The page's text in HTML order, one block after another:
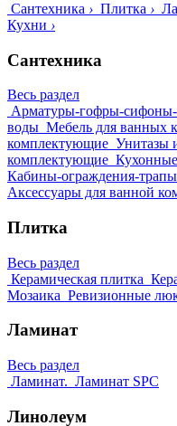
Сантехника › Плитка ›
Кухни ›
Сантехника
Весь раздел
Арматуры-гофры-сифоны-
воды Мебель для ванных
комплектующие Унитазы
комплектующие
Кабины-ограждения-
Аксессуары для ванной
Плитка
Весь раздел
Керамическая плитка
Мозаика Ревизионные
Ламинат
Весь раздел
Ламинат. Ламинат SPC
Линолеум